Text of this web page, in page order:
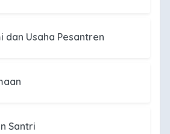
dan Usaha Pesantren
Santri